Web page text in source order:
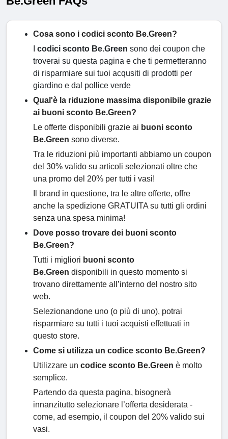
Cosa sono i codici sconto Be.Green?
codici sconto Be.Green sono dei coupon che
troverai su questa pagina e che ti permetteranno
di risparmiare sui tuoi acqusiti di prodotti per
giardino e dal pollice verde
Qual'è la riduzione massima disponibile grazie
ai buoni sconto Be.Green?
Le offerte disponibili grazie ai buoni sconto
Be.Green sono diverse.
Tra le riduzioni più importanti abbiamo un coupon
del 30% valido su articoli selezionati oltre che
una promo del 20% per tutti i vasi!
Il brand in questione, tra le altre offerte, offre
anche la spedizione GRATUITA su tutti gli ordini
senza una spesa minima!
Dove posso trovare dei buoni sconto
Be.Green?
Tutti i migliori buoni sconto
Be.Green disponibili in questo momento si
trovano direttamente all’interno del nostro sito
web.
Selezionandone uno (o più di uno), potrai
risparmiare su tutti i tuoi acquisti effettuati in
questo store.
Come si utilizza un codice sconto Be.Green?
Utilizzare un codice sconto Be.Green è molto
semplice.
Partendo da questa pagina, bisognerà
innanzitutto selezionare l’offerta desiderata -
come, ad esempio, il coupon del 20% valido sui
vasi.